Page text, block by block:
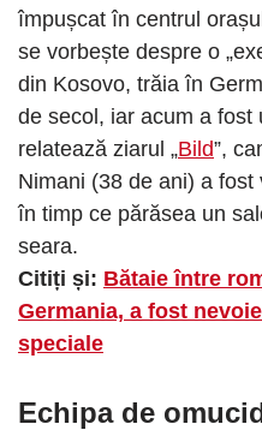
împușcat în centrul
se vorbește despre o
din Kosovo, trăia în
de secol, iar acum a fost
relatează ziarul „Bild”,
Nimani (38 de ani) a
în timp ce părăsea un
seara.
Citiți și: Bătaie între
Germania, a fost
speciale
Echipa de